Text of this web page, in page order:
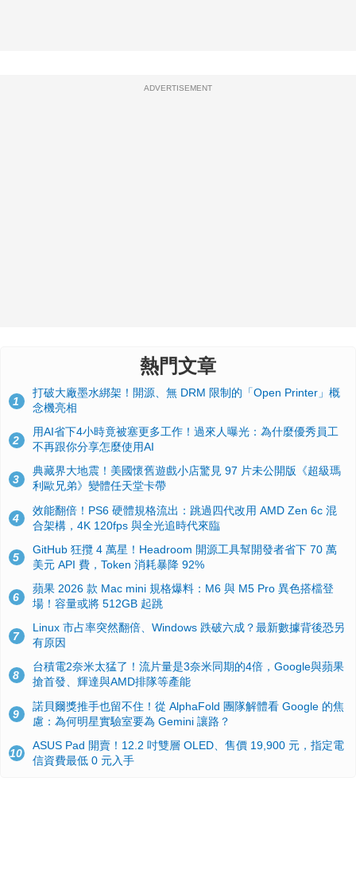
ADVERTISEMENT
熱門文章
1
打破大廠墨水綁架！開源、無 DRM 限制的「Open Printer」概
念機亮相
2
用AI省下4小時竟被塞更多工作！過來人曝光：為什麼優秀員工
不再跟你分享怎麼使用AI
3
典藏界大地震！美國懷舊遊戲小店驚見 97 片未公開版《超級瑪
利歐兄弟》變體任天堂卡帶
4
效能翻倍！PS6 硬體規格流出：跳過四代改用 AMD Zen 6c 混
合架構，4K 120fps 與全光追時代來臨
5
GitHub 狂攬 4 萬星！Headroom 開源工具幫開發者省下 70 萬
美元 API 費，Token 消耗暴降 92%
6
蘋果 2026 款 Mac mini 規格爆料：M6 與 M5 Pro 異色搭檔登
場！容量或將 512GB 起跳
7
Linux 市占率突然翻倍、Windows 跌破六成？最新數據背後恐另
有原因
8
台積電2奈米太猛了！流片量是3奈米同期的4倍，Google與蘋果
搶首發、輝達與AMD排隊等產能
9
諾貝爾獎推手也留不住！從 AlphaFold 團隊解體看 Google 的焦
慮：為何明星實驗室要為 Gemini 讓路？
10
ASUS Pad 開賣！12.2 吋雙層 OLED、售價 19,900 元，指定電
信資費最低 0 元入手